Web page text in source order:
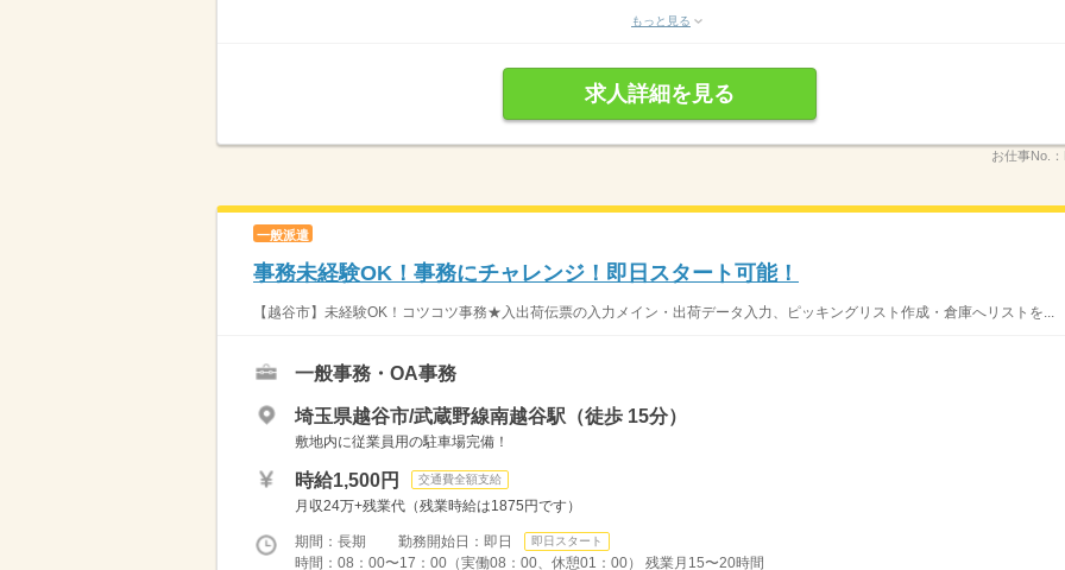
もっと見る
求人詳細を見る
お仕事No.：
一般派遣
事務未経験OK！事務にチャレンジ！即日スタート可能！
【越谷市】未経験OK！コツコツ事務★入出荷伝票の入力メイン・出荷データ入力、ピッキングリスト作成・倉庫へリストを...
一般事務・OA事務
埼玉県越谷市/武蔵野線南越谷駅（徒歩 15分）
敷地内に従業員用の駐車場完備！
時給1,500円 交通費全額支給
月収24万+残業代（残業時給は1875円です）
期間：長期 勤務開始日：即日 即日スタート
時間：08：00〜17：00（実働08：00、休憩01：00） 残業月15〜20時間